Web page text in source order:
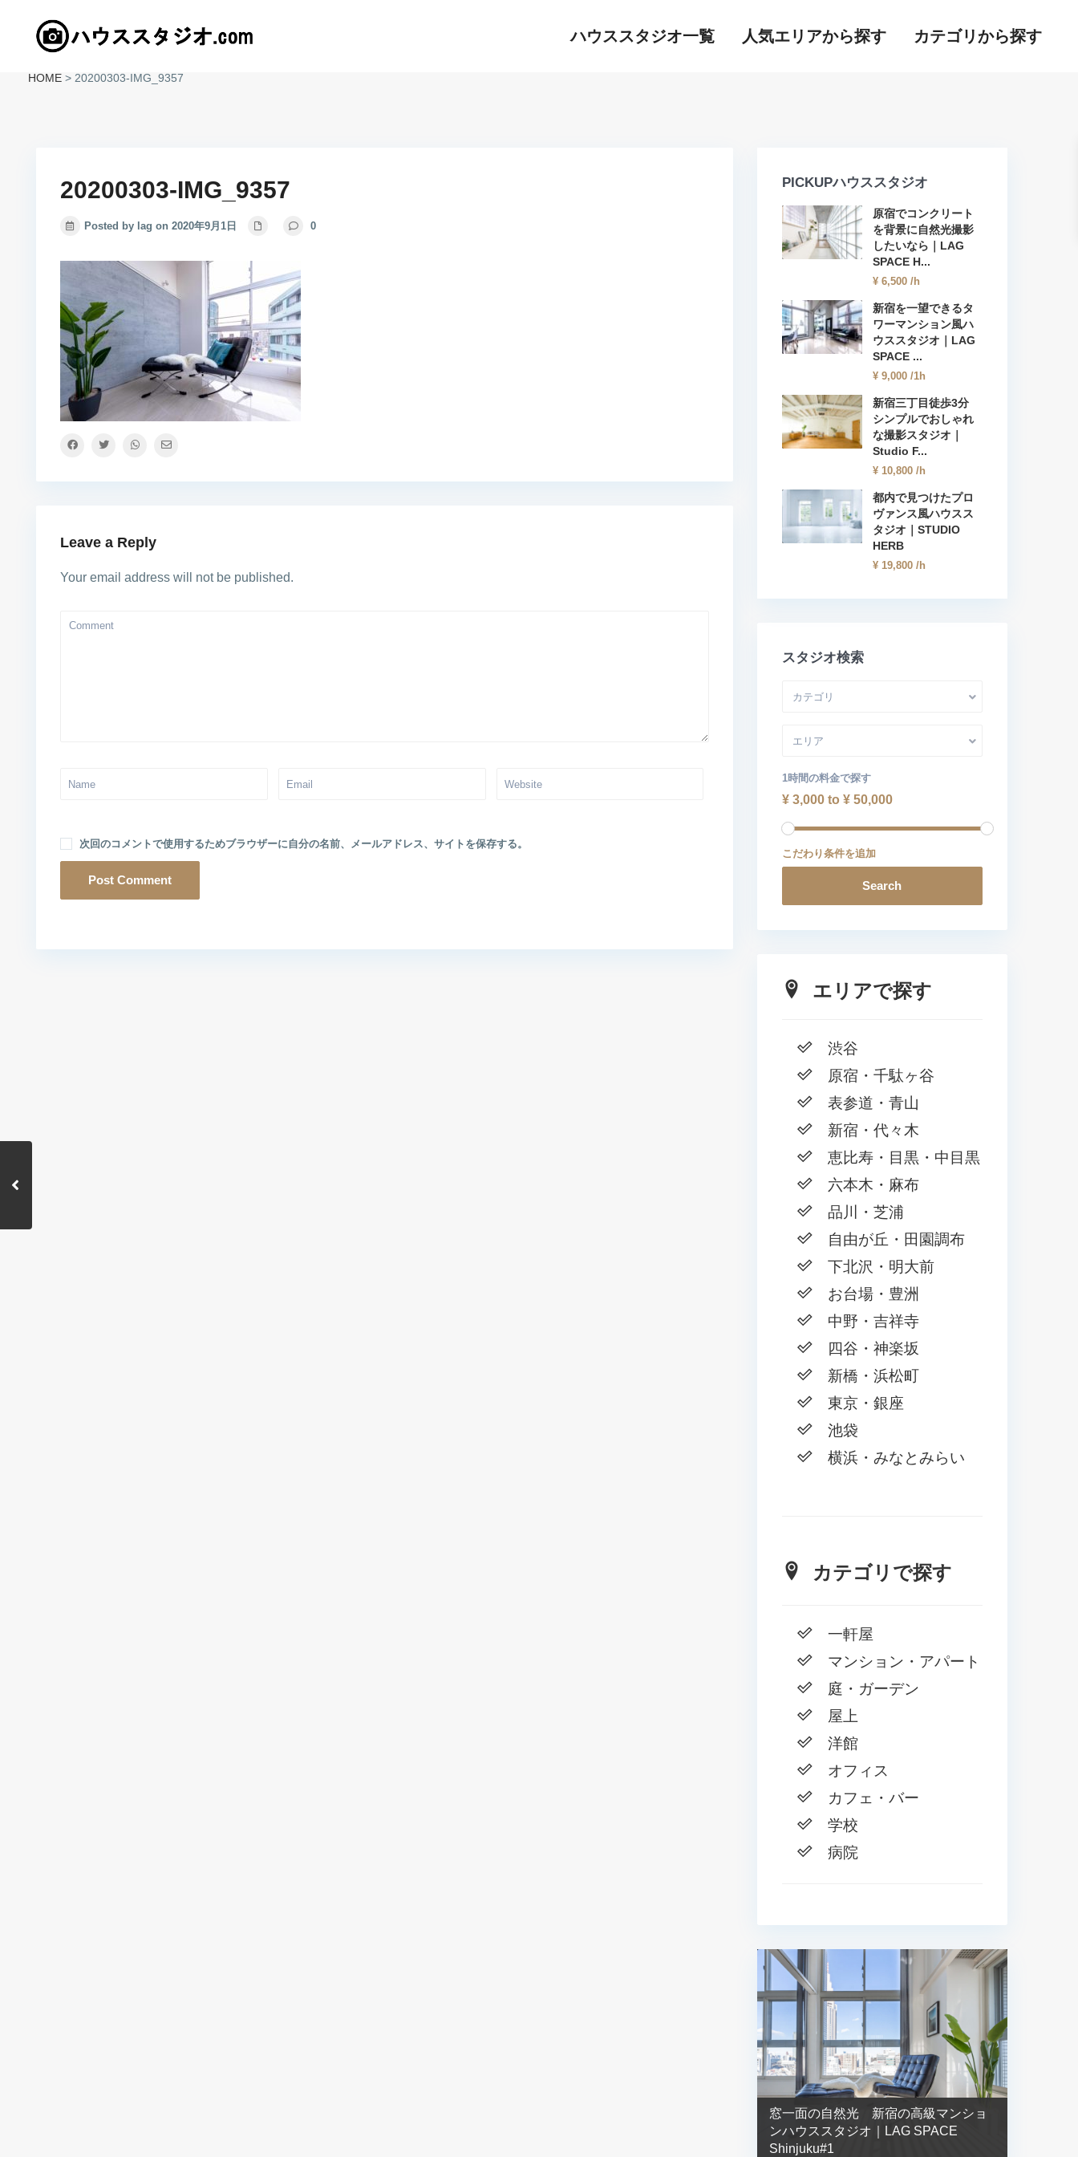
ハウススタジオ一覧 人気エリアから探す カテゴリから探す
HOME > 20200303-IMG_9357
20200303-IMG_9357
Posted by lag on 2020年9月1日 0
Leave a Reply
Your email address will not be published.
次回のコメントで使用するためブラウザーに自分の名前、メールアドレス、サイトを保存する。
PICKUPハウススタジオ
原宿でコンクリート
を背景に自然光撮影
したいなら｜LAG
SPACE H...
¥ 6,500 /h
新宿を一望できるタ
ワーマンション風ハ
ウススタジオ｜LAG
SPACE ...
¥ 9,000 /1h
新宿三丁目徒歩3分
シンプルでおしゃれ
な撮影スタジオ｜
Studio F...
¥ 10,800 /h
都内で見つけたプロ
ヴァンス風ハウスス
タジオ｜STUDIO
HERB
¥ 19,800 /h
スタジオ検索
カテゴリ
エリア
1時間の料金で探す
¥ 3,000 to ¥ 50,000
こだわり条件を追加
Search
エリアで探す
渋谷
原宿・千駄ヶ谷
表参道・青山
新宿・代々木
恵比寿・目黒・中目黒
六本木・麻布
品川・芝浦
自由が丘・田園調布
下北沢・明大前
お台場・豊洲
中野・吉祥寺
四谷・神楽坂
新橋・浜松町
東京・銀座
池袋
横浜・みなとみらい
カテゴリで探す
一軒屋
マンション・アパート
庭・ガーデン
屋上
洋館
オフィス
カフェ・バー
学校
病院
窓一面の自然光 新宿の高級マンショ
ンハウススタジオ｜LAG SPACE
Shinjuku#1